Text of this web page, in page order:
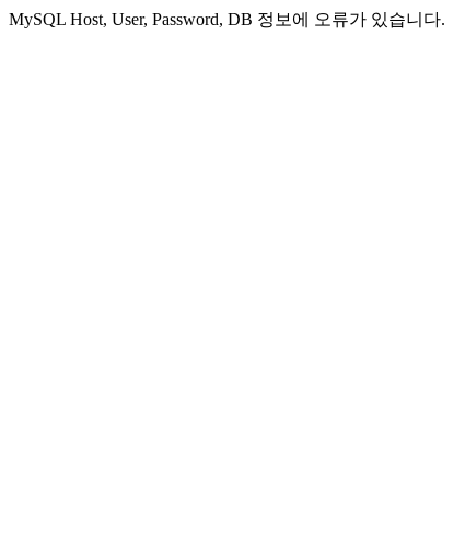
MySQL Host, User, Password, DB 정보에 오류가 있습니다.